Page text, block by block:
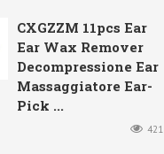
CXGZZM 11pcs Ear
Ear Wax Remover
Decompressione Ear
Massaggiatore Ear-
Pick ...
421